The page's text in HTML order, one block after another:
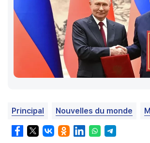
Principal Nouvelles du monde